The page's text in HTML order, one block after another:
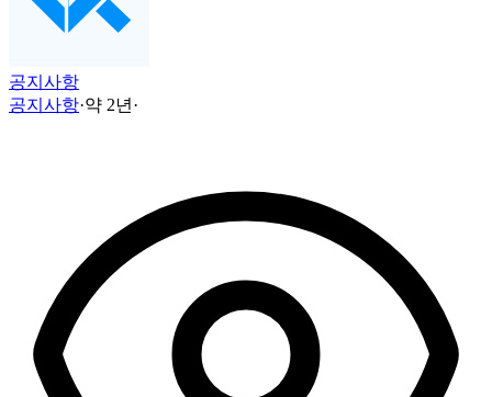
공지사항
공지사항·약 2년 ·